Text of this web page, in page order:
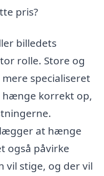
pris?
billedets
rolle. Store og
specialiseret
korrekt op,
at hænge
også påvirke
vil stige, og der vil